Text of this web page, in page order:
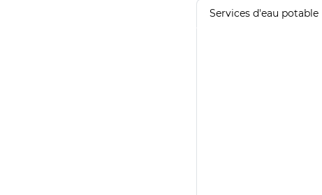
Services d'eau potable